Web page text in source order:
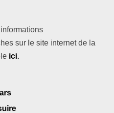
sur le site internet de la
ici.